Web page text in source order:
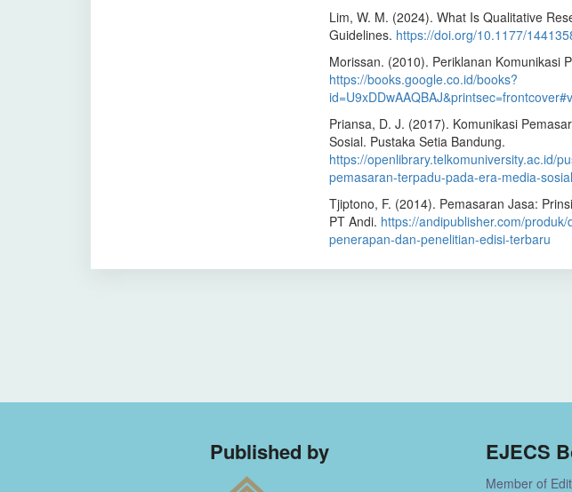
Lim, W. M. (2024). What Is Qualitative
Guidelines. https://doi.org/10.1177/
Morissan. (2010). Periklanan Komunikasi
https://books.google.co.id/books?
Priansa, D. J. (2017). Komunikasi
Sosial. Pustaka Setia Bandung.
https://openlibrary.telkomuniversity.ac.id/
pemasaran-terpadu-pada-era-media-
Tjiptono, F. (2014). Pemasaran Jasa:
PT Andi. https://andipublisher.com/
penerapan-dan-penelitian-edisi-terbaru
Published by EJECS
Member of